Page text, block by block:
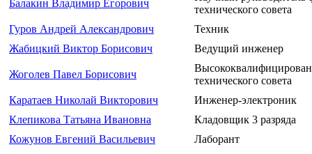
Балакин Владимир Егорович
технического совета
Гуров Андрей Александрович
Техник
Жабицкий Виктор Борисович
Ведущий инженер
Жоголев Павел Борисович
технического совета
Каратаев Николай Викторович
Инженер-электроник
Клепикова Татьяна Ивановна
Кладовщик 3 разряда
Кожунов Евгений Васильевич
Лаборант